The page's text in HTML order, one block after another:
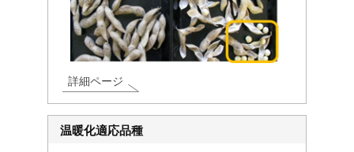
詳細ページ
温暖化適応品種